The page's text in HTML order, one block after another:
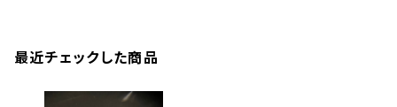
最近チェックした商品